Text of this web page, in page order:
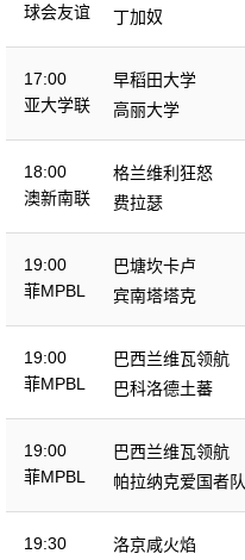
球会友谊
丁加奴
17:00
亚大学联
早稻田大学
高丽大学
18:00
澳新南联
格兰维利狂怒
费拉瑟
19:00
菲MPBL
巴塘坎卡卢
宾南塔塔克
19:00
菲MPBL
巴西兰维瓦领航
巴科洛德土蕃
19:00
菲MPBL
巴西兰维瓦领航
帕拉纳克爱国者队
19:30
洛京咸火焰